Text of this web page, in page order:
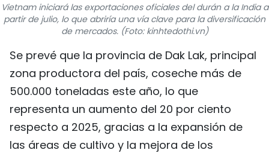
TIẾNG VIỆT
ENGLISH
中文
FRANÇAIS
РУССКИЙ
Vietnam iniciará las exportaciones oficiales del durán a la India a
partir de julio, lo que abriría una vía clave para la diversificación
de mercados. (Foto: kinhtedothi.vn)
Se prevé que la provincia de Dak Lak, principal
zona productora del país, coseche más de
500.000 toneladas este año, lo que
representa un aumento del 20 por ciento
respecto a 2025, gracias a la expansión de
las áreas de cultivo y la mejora de los